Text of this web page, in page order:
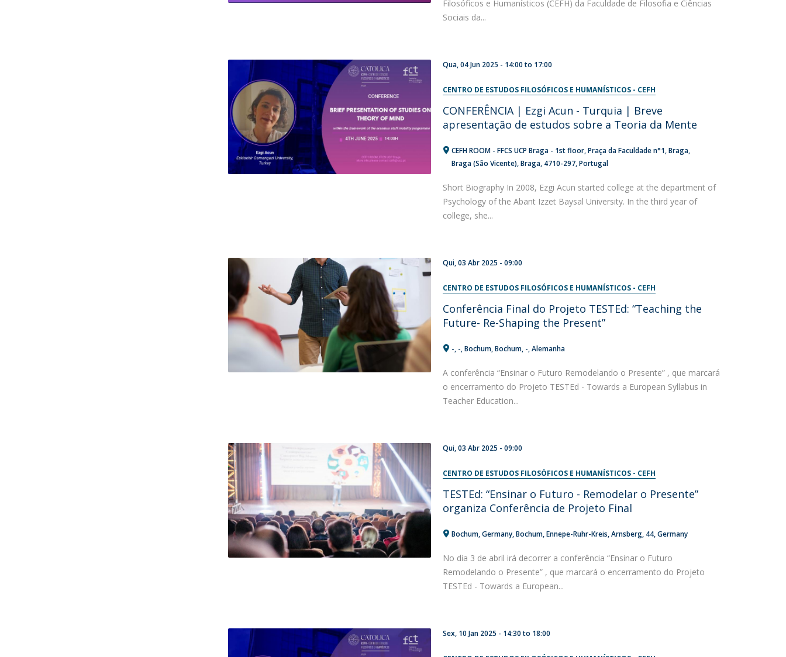
Filosóficos e Humanísticos (CEFH) da Faculdade de Filosofia e Ciências
Sociais da...
Qua, 04 Jun 2025 - 14:00to 17:00
CENTRO DE ESTUDOS FILOSÓFICOS E HUMANÍSTICOS - CEFH
CONFERÊNCIA | Ezgi Acun - Turquia | Breve
apresentação de estudos sobre a Teoria da Mente
CEFH ROOM - FFCS UCP Braga - 1st floor Praça da Faculdade n°1 Braga
Braga (São Vicente), Braga 4710-297 Portugal
Short Biography In 2008, Ezgi Acun started college at the department of
Psychology of the Abant Izzet Baysal University. In the third year of
college, she...
Qui, 03 Abr 2025 - 09:00
CENTRO DE ESTUDOS FILOSÓFICOS E HUMANÍSTICOS - CEFH
Conferência Final do Projeto TESTEd: “Teaching the
Future- Re-Shaping the Present”
- - Bochum Bochum - Alemanha
A conferência “Ensinar o Futuro Remodelando o Presente” , que marcará
o encerramento do Projeto TESTEd - Towards a European Syllabus in
Teacher Education...
Qui, 03 Abr 2025 - 09:00
CENTRO DE ESTUDOS FILOSÓFICOS E HUMANÍSTICOS - CEFH
TESTEd: “Ensinar o Futuro - Remodelar o Presente”
organiza Conferência de Projeto Final
Bochum, Germany Bochum Ennepe-Ruhr-Kreis, Arnsberg 44 Germany
No dia 3 de abril irá decorrer a conferência “Ensinar o Futuro
Remodelando o Presente” , que marcará o encerramento do Projeto
TESTEd - Towards a European...
Sex, 10 Jan 2025 - 14:30to 18:00